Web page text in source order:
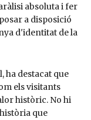
absoluta i fer
a disposició
d'identitat de la
ha destacat que
els visitants
històric. No hi
que